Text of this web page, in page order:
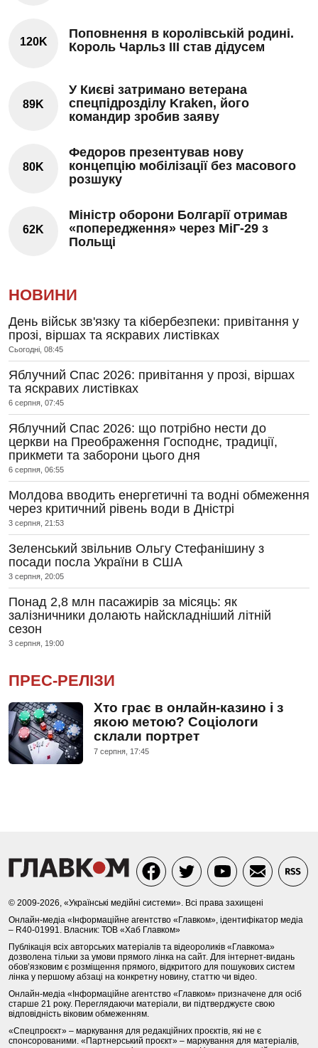
120K
Поповнення в королівській родині.
Король Чарльз III став дідусем
89K
У Києві затримано ветерана
спецпідрозділу Kraken, його
командир зробив заяву
80K
Федоров презентував нову
концепцію мобілізації без масового
розшуку
62K
Міністр оборони Болгарії отримав
«попередження» через МіГ-29 з
Польщі
НОВИНИ
День військ зв'язку та кібербезпеки: привітання у
прозі, віршах та яскравих листівках
Сьогодні, 08:45
Яблучний Спас 2026: привітання у прозі, віршах
та яскравих листівках
6 серпня, 07:45
Яблучний Спас 2026: що потрібно нести до
церкви на Преображення Господнє, традиції,
прикмети та заборони цього дня
6 серпня, 06:55
Молдова вводить енергетичні та водні обмеження
через критичний рівень води в Дністрі
3 серпня, 21:53
Зеленський звільнив Ольгу Стефанішину з
посади посла України в США
3 серпня, 20:05
Понад 2,8 млн пасажирів за місяць: як
залізничники долають найскладніший літній
сезон
3 серпня, 19:00
ПРЕС-РЕЛІЗИ
Хто грає в онлайн-казино і з
якою метою? Соціологи
склали портрет
7 серпня, 17:45
© 2009-2026, «Українські медійні системи». Всі права захищені
Онлайн-медіа «Інформаційне агентство «Главком», ідентифікатор медіа
– R40-01991. Власник: ТОВ «Хаб Главком»
Публікація всіх авторських матеріалів та відеороликів «Главкома»
дозволена тільки за умови прямого лінка на сайт. Для інтернет-видань
обов’язковим є розміщення прямого, відкритого для пошукових систем
лінка у першому абзаці на конкретну новину, статтю чи відео.
Онлайн-медіа «Інформаційне агентство «Главком» призначене для осіб
старше 21 року. Переглядаючи матеріали, ви підтверджуєте свою
відповідність віковим обмеженням.
«Спецпроєкт» – маркування для редакційних проєктів, які не є
спонсорованими. «Партнерський проєкт» – маркування для матеріалів,